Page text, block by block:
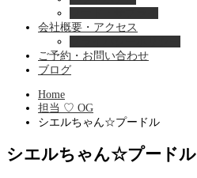
会社概要・アクセス
ご予約・お問い合わせ
ブログ
Home
担当 ♡ OG
シエルちゃん☆プードル
シエルちゃん☆プードル